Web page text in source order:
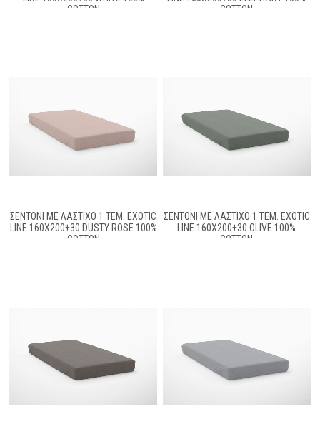
COTTON
COTTON
ΣΕΝΤΌΝΙ ΜΕ ΛΆΣΤΙΧΟ 1 ΤΕΜ. EXOTIC
LINE 160X200+30 DUSTY ROSE 100%
COTTON
ΣΕΝΤΌΝΙ ΜΕ ΛΆΣΤΙΧΟ 1 ΤΕΜ. EXOTIC
LINE 160X200+30 OLIVE 100%
COTTON